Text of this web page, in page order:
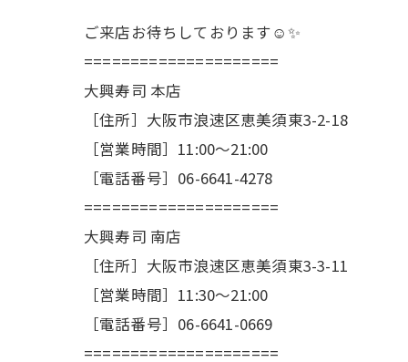
ご来店お待ちしております☺️✨
=====================
大興寿司 本店
［住所］大阪市浪速区恵美須東3-2-18
［営業時間］11:00〜21:00
［電話番号］06-6641-4278
=====================
大興寿司 南店
［住所］大阪市浪速区恵美須東3-3-11
［営業時間］11:30〜21:00
［電話番号］06-6641-0669
=====================